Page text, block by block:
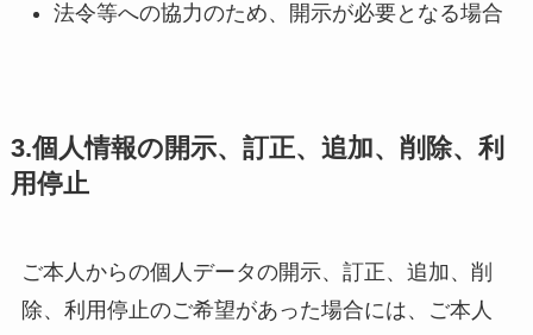
法令等への協力のため、開示が必要となる場合
3.個人情報の開示、訂正、追加、削除、利
用停止
ご本人からの個人データの開示、訂正、追加、削
除、利用停止のご希望があった場合には、ご本人